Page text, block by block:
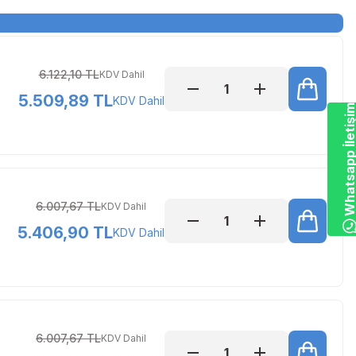
6.122,10 TLKDV Dahil
5.509,89 TLKDV Dahil
6.007,67 TLKDV Dahil
5.406,90 TLKDV Dahil
6.007,67 TLKDV Dahil